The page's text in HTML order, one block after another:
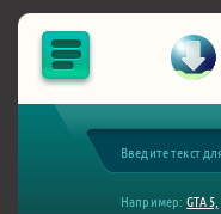
Например: GTA 5,